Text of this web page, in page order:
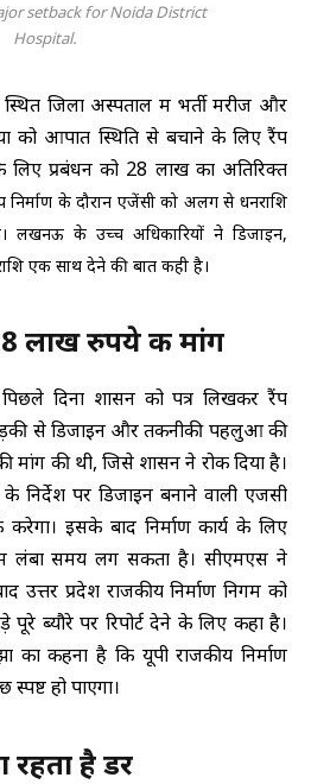
setback for Noida District
Hospital.
जिला अस्पताल में भर्ती मरीज और
को आपात स्थिति से बचाने के लिए रैंप
प्रबंधन को 28 लाख का अतिरिक्त
निर्माण के दौरान एजेंसी को अलग से धनराशि
लखनऊ के उच्च अधिकारियों ने डिजाइन,
एक साथ देने की बात कही है।
लाख रुपये की मांग
दिनों शासन को पत्र लिखकर रैंप
से डिजाइन और तकनीकी पहलुओं की
की थी, जिसे शासन ने रोक दिया है।
निर्देश पर डिजाइन बनाने वाली एजेंसी
इसके बाद निर्माण कार्य के लिए
लंबा समय लग सकता है। सीएमएस ने
प्रदेश राजकीय निर्माण निगम को
ब्यौरे पर रिपोर्ट देने के लिए कहा है।
कहना है कि यूपी राजकीय निर्माण
हो पाएगा।
रहता है डर